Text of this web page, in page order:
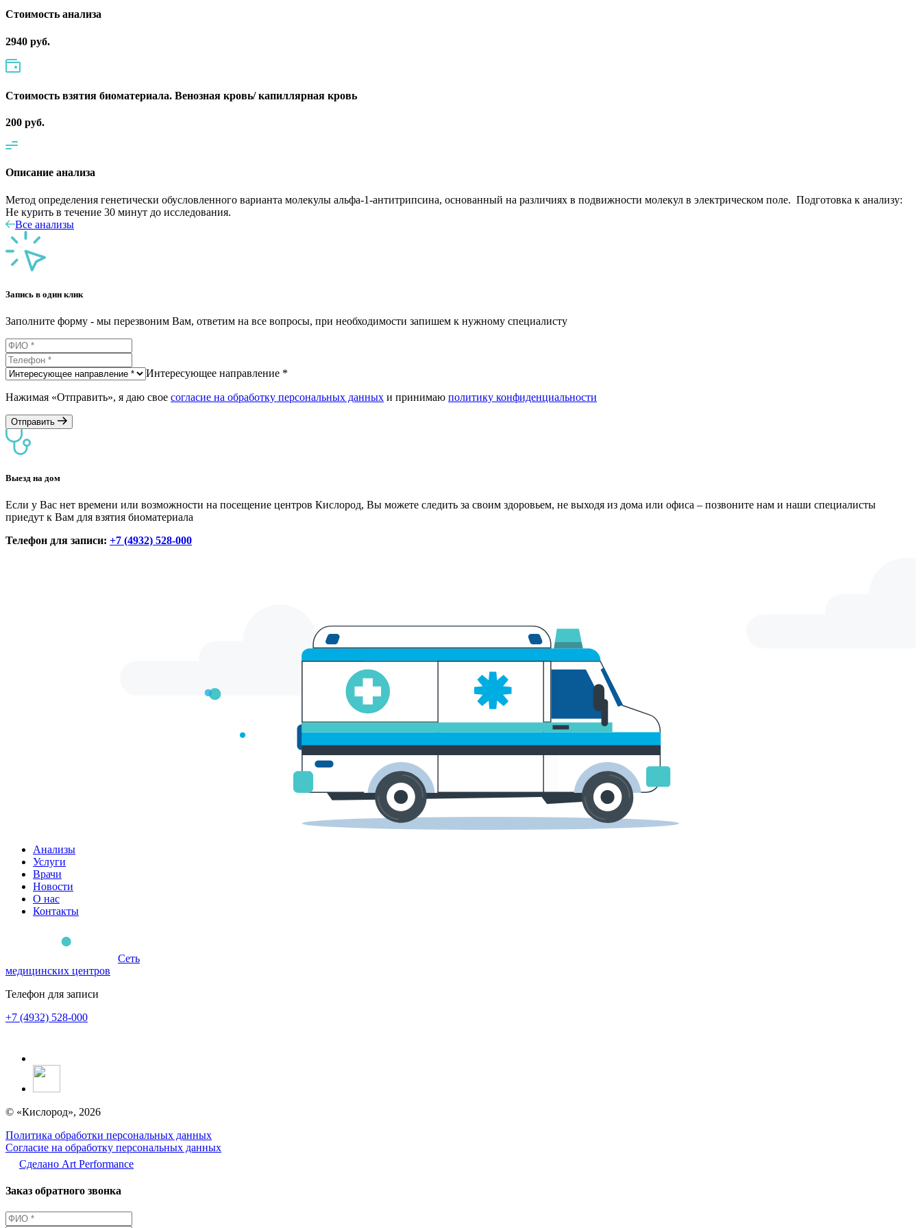
Cтоимость анализа
2940 руб.
Стоимость взятия биоматериала. Венозная кровь/ капиллярная кровь
200 руб.
Описание анализа
Метод определения генетически обусловленного варианта молекулы альфа-1-антитрипсина, основанный на различиях в подвижности молекул в электрическом поле. Подготовка к анализу:
Не курить в течение 30 минут до исследования.
Все анализы
Запись в один клик
Заполните форму - мы перезвоним Вам, ответим на все вопросы, при необходимости запишем к нужному специалисту
Интересующее направление *
Нажимая «Отправить», я даю свое согласие на обработку персональных данных и принимаю политику конфиденциальности
Отправить
Выезд на дом
Если у Вас нет времени или возможности на посещение центров Кислород, Вы можете следить за своим здоровьем, не выходя из дома или офиса – позвоните нам и наши специалисты
приедут к Вам для взятия биоматериала
Телефон для записи: +7 (4932) 528-000
Анализы
Услуги
Врачи
Новости
О нас
Контакты
Сеть
медицинских центров
Телефон для записи
+7 (4932) 528-000
© «Кислород», 2026
Политика обработки персональных данных
Согласие на обработку персональных данных
Сделано Аrt Performance
Заказ обратного звонка